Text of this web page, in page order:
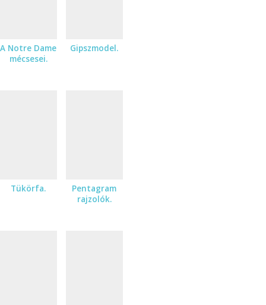
A Notre Dame
mécsesei.
Gipszmodel.
Tükörfa.
Pentagram
rajzolók.